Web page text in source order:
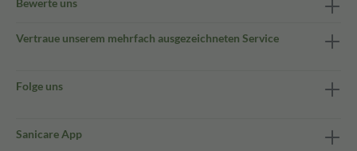
Bewerte uns
Vertraue unserem mehrfach ausgezeichneten Service
Folge uns
Sanicare App